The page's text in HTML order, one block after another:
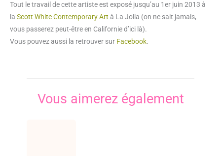
Tout le travail de cette artiste est exposé jusqu’au 1er juin 2013 à
la Scott White Contemporary Art à La Jolla (on ne sait jamais,
vous passerez peut-être en Californie d’ici là).
Vous pouvez aussi la retrouver sur Facebook.
Vous aimerez également